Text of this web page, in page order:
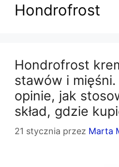
Hondrofrost
Hondrofrost
stawów i
opinie, jak
skład, gdzie
21 stycznia przez Marta